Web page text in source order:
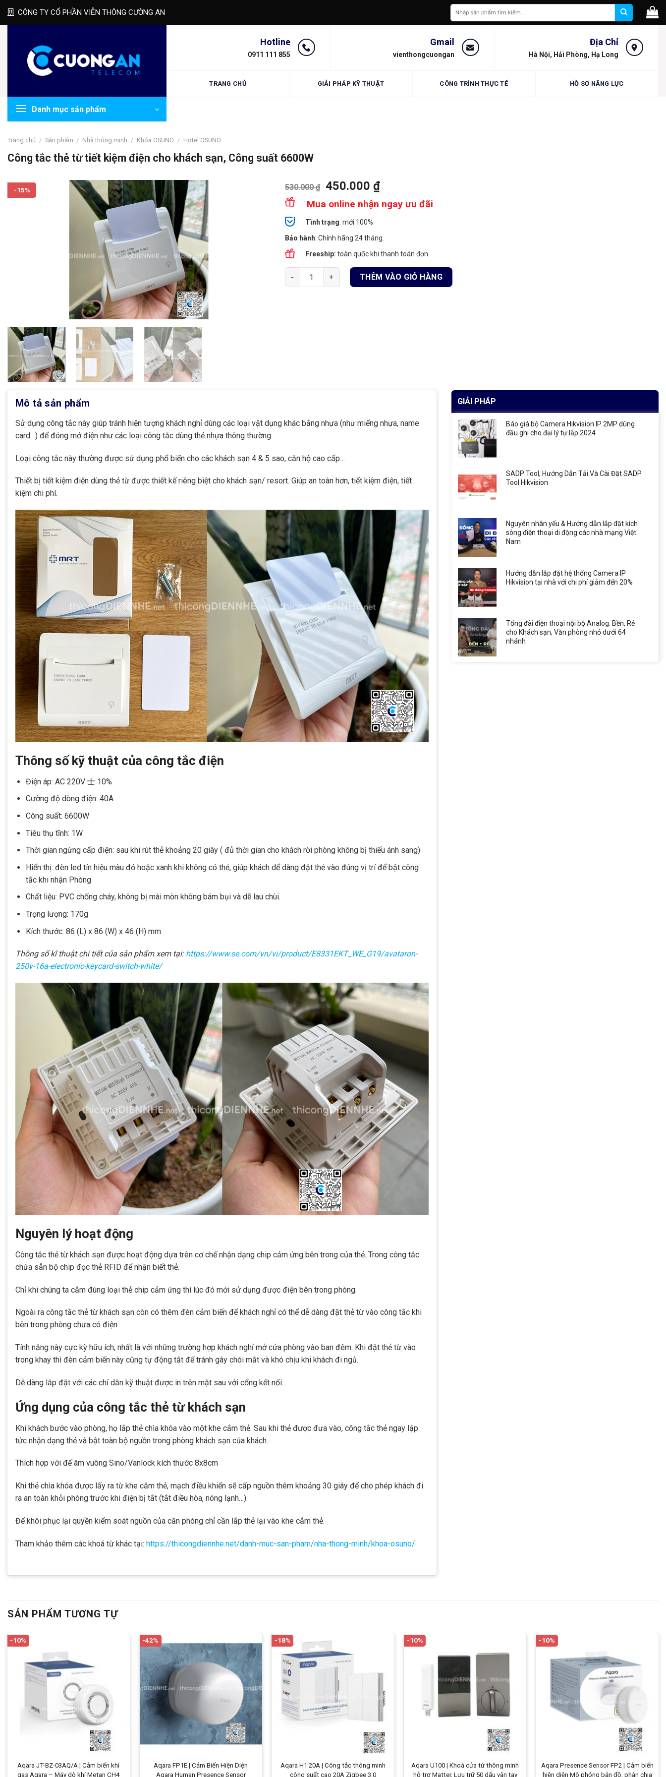
Skip
CÔNG TY CỔ PHẦN VIỄN THÔNG CƯỜNG AN
Tìm
kiếm:
Hotline
0911 111 855
Gmail
vienthongcuongan
Địa Chỉ
Hà Nội, Hải Phòng, Hạ Long
TRANG CHỦ GIẢI PHÁP KỸ THUẬT CÔNG TRÌNH THỰC TẾ HỒ SƠ NĂNG LỰC
Danh mục sản phẩm
Trang chủ / Sản phẩm / Nhà thông minh / Khóa OSUNO / Hotel OSUNO
Công tắc thẻ từ tiết kiệm điện cho khách sạn, Công suất 6600W
-15% 530.000₫ 450.000₫
Mua online nhận ngay ưu đãi
Tình trạng: mới 100%
Bảo hành: Chính hãng 24 tháng.
Freeship: toàn quốc khi thanh toán đơn.
Công tắc thẻ từ tiết kiệm điện cho khách sạn, Công suất 6600W số lượng
THÊM VÀO GIỎ HÀNG
Mô tả sản phẩm
Sử dụng công tắc này giúp tránh hiện tượng khách nghỉ dùng các loại vật dụng khác bằng nhựa (như miếng nhựa, name
card…) để đóng mở điện như các loại công tắc dùng thẻ nhựa thông thường.
Loại công tắc này thường được sử dụng phổ biến cho các khách sạn 4 & 5 sao, căn hộ cao cấp…
Thiết bị tiết kiệm điện dùng thẻ từ được thiết kế riêng biệt cho khách sạn/ resort. Giúp an toàn hơn, tiết kiệm điện, tiết
kiệm chi phí.
Thông số kỹ thuật của công tắc điện
Điện áp: AC 220V 士 10%
Cường độ dòng điện: 40A
Công suất: 6600W
Tiêu thụ tĩnh: 1W
Thời gian ngừng cấp điện: sau khi rút thẻ khoảng 20 giây ( đủ thời gian cho khách rời phòng không bị thiếu ánh sang)
Hiển thị: đèn led tín hiệu màu đỏ hoặc xanh khi không có thẻ, giúp khách dể dàng đặt thẻ vào đúng vị trí để bật công
tắc khi nhận Phòng
Chất liệu: PVC chống cháy, không bị mài mòn không bám bụi và dễ lau chùi.
Trọng lượng: 170g
Kích thước: 86 (L) x 86 (W) x 46 (H) mm
Thông số kĩ thuật chi tiết của sản phẩm xem tại: https://www.se.com/vn/vi/product/E8331EKT_WE_G19/avataron-
250v-16a-electronic-keycard-switch-white/
Nguyên lý hoạt động
Công tắc thẻ từ khách sạn được hoạt động dựa trên cơ chế nhận dạng chip cảm ứng bên trong của thẻ. Trong công tắc
chứa sẵn bộ chip đọc thẻ RFID để nhận biết thẻ.
Chỉ khi chúng ta cắm đúng loại thẻ chip cảm ứng thì lúc đó mới sử dụng được điện bên trong phòng.
Ngoài ra công tắc thẻ từ khách sạn còn có thêm đèn cảm biến để khách nghỉ có thể dễ dàng đặt thẻ từ vào công tắc khi
bên trong phòng chưa có điện.
Tính năng này cực kỳ hữu ích, nhất là với những trường hợp khách nghỉ mở cửa phòng vào ban đêm. Khi đặt thẻ từ vào
trong khay thì đèn cảm biến này cũng tự động tắt để tránh gây chói mắt và khó chịu khi khách đi ngủ.
Dễ dàng lắp đặt với các chỉ dẫn kỹ thuật được in trên mặt sau với cổng kết nối.
Ứng dụng của công tắc thẻ từ khách sạn
Khi khách bước vào phòng, họ lắp thẻ chìa khóa vào một khe cắm thẻ. Sau khi thẻ được đưa vào, công tắc thẻ ngay lập
tức nhận dạng thẻ và bật toàn bộ nguồn trong phòng khách sạn của khách.
Thích hợp với đế âm vuông Sino/Vanlock kích thước 8x8cm
Khi thẻ chìa khóa được lấy ra từ khe cắm thẻ, mạch điều khiển sẽ cấp nguồn thêm khoảng 30 giây để cho phép khách đi
ra an toàn khỏi phòng trước khi điện bị tắt (tắt điều hòa, nóng lạnh…).
Để khôi phục lại quyền kiểm soát nguồn của căn phòng chỉ cần lắp thẻ lại vào khe cắm thẻ.
Tham khảo thêm các khoá từ khác tại: https://thicongdiennhe.net/danh-muc-san-pham/nha-thong-minh/khoa-osuno/
GIẢI PHÁP
Báo giá bộ Camera Hikvision IP 2MP dùng
đầu ghi cho đại lý tự lắp 2024
SADP Tool, Hướng Dẫn Tải Và Cài Đặt SADP
Tool Hikvision
Nguyên nhân yếu & Hướng dẫn lắp đặt kích
sóng điện thoại di động các nhà mạng Việt
Nam
Hướng dẫn lắp đặt hệ thống Camera IP
Hikvision tại nhà với chi phí giảm đến 20%
Tổng đài điện thoại nội bộ Analog: Bền, Rẻ
cho Khách sạn, Văn phòng nhỏ dưới 64
nhánh
SẢN PHẨM TƯƠNG TỰ
-10%
Aqara JT-BZ-03AQ/A | Cảm biến khí
gas Aqara – Máy dò khí Metan CH4
-42%
Aqara FP1E | Cảm Biến Hiện Diện
Aqara Human Presence Sensor
-18%
Aqara H1 20A | Công tắc thông minh
công suất cao 20A Zigbee 3.0
-10%
Aqara U100 | Khoá cửa từ thông minh
hỗ trợ Matter, Lưu trữ 50 dấu vân tay
-10%
Aqara Presence Sensor FP2 | Cảm biến
hiện diện Mô phỏng bản đồ, phân chia